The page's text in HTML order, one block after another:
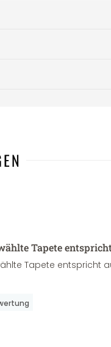
Tapete
Tapete entspricht